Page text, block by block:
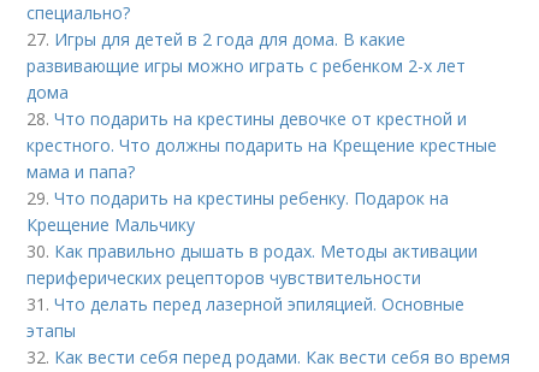
специально?
27. Игры для детей в 2 года для дома. В какие
развивающие игры можно играть с ребенком 2-х лет
дома
28.Что подарить на крестины девочке от крестной и
крестного. Что должны подарить на Крещение крестные
мама и папа?
29.Что подарить на крестины ребенку. Подарок на
Крещение Мальчику
30. Как правильно дышать в родах. Методы активации
периферических рецепторов чувствительности
31.Что делать перед лазерной эпиляцией. Основные
этапы
32. Как вести себя перед родами. Как вести себя во время